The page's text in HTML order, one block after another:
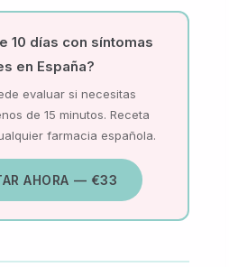
10 días con síntomas
en España?
evaluar si necesitas
de 15 minutos. Receta
farmacia española.
AHORA — €33